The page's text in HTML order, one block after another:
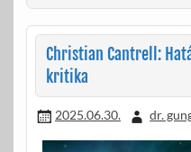
Christian Cantrell:
kritika
2025.06.30. dr.